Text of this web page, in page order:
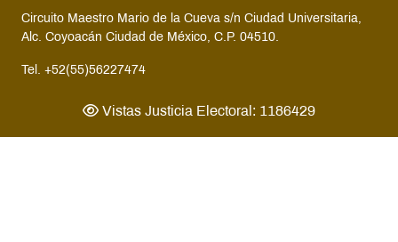
Circuito Maestro Mario de la Cueva s/n Ciudad Universitaria,
Alc. Coyoacán Ciudad de México, C.P. 04510.
Tel. +52(55)56227474
Vistas Justicia Electoral: 1186429